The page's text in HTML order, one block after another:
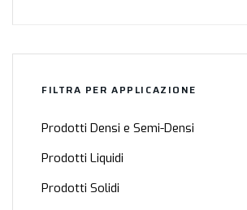
FILTRA PER APPLICAZIONE
Prodotti Densi e Semi-Densi
Prodotti Liquidi
Prodotti Solidi